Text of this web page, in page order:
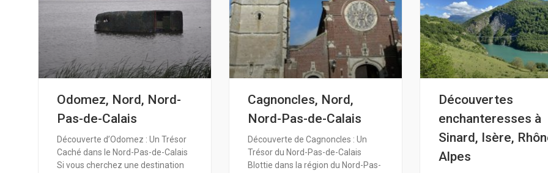
Odomez, Nord, Nord-
Pas-de-Calais
Découverte d’Odomez : Un Trésor
Caché dans le Nord-Pas-de-Calais
Si vous cherchez une destination
Cagnoncles, Nord,
Nord-Pas-de-Calais
Découverte de Cagnoncles : Un
Trésor du Nord-Pas-de-Calais
Blottie dans la région du Nord-Pas-
Découvertes
enchanteresses à
Sinard, Isère,
Alpes